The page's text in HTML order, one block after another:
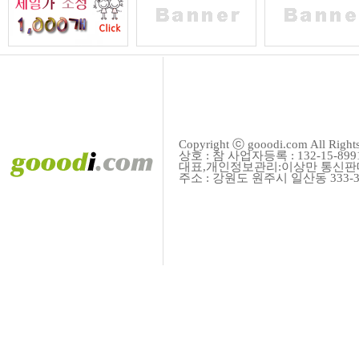
Copyright ⓒ gooodi.com All
상호 : 참 사업자등록 : 132-15-
대 표,개 인 정보관리:이상만 통신
주소 : 강원도 원주시 일산동